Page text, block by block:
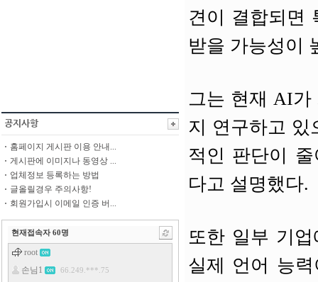
홈페이지 게시판 이용 안내...
게시판에 이미지나 동영상 ...
업체정보 등록하는 방법
글올릴경우 주의사항!
회원가입시 이메일 인증 버...
현재접속자 60명
견이 결합되면
받을 가능성이
그는 현재 AI가
지 연구하고 있
적인 판단이
다고 설명했다.
또한 일부 기
실제 언어 능